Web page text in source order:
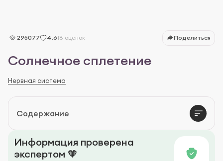
295077 4.618 оценок Поделиться
Солнечное сплетение
Нервная система
Содержание
Функции солнечного сплетения
Действия при ударе
Информация проверена
экспертом 🧡